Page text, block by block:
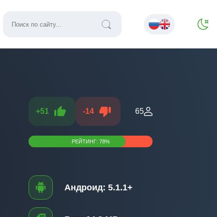
+51 -14 65
РЕЙТИНГ: 78%
Андроид: 5.1.1+